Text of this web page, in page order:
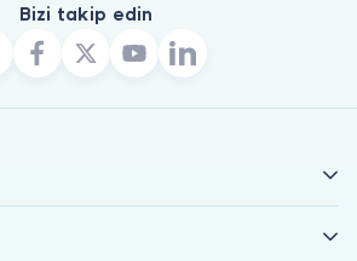
Bizi takip edin